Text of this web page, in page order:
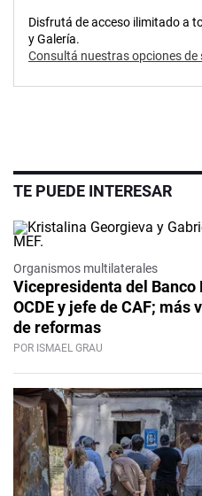
Disfrutá de acceso ilimitado a
y Galería.
Consultá nuestras opciones de
TE PUEDE INTERESAR
Organismos multilaterales
Vicepresidenta del
OCDE y jefe de CAF;
de reformas
POR ISMAEL GRAU